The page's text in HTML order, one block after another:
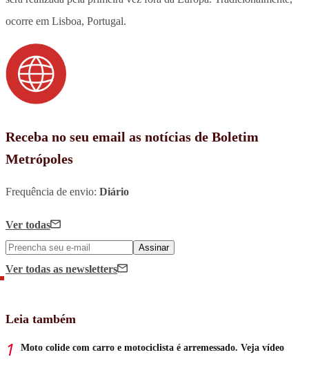
ocorre em Lisboa, Portugal.
Receba no seu email as notícias de Boletim
Metrópoles
Frequência de envio: Diário
Ver todas
Assinar
Ver todas as newsletters
Leia também
Moto colide com carro e motociclista é arremessado. Veja vídeo